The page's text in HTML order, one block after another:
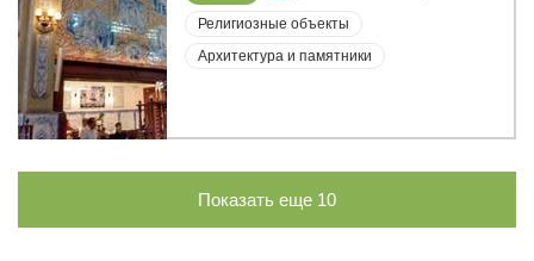
Религиозные объекты
Архитектура и памятники
Показать еще 10